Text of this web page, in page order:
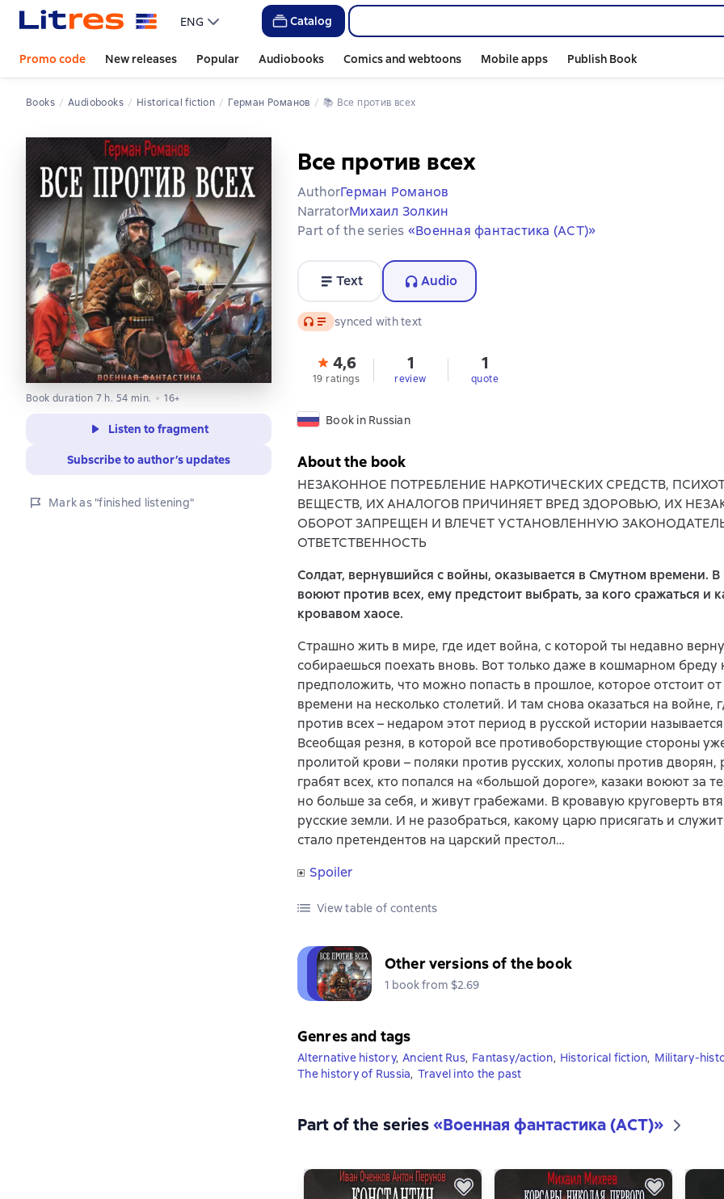
ENG Catalog
Promo code New releases Popular Audiobooks Comics and webtoons Mobile apps Publish Book
Books Audiobooks Historical fiction Герман Романов 📚 Все против всех
Book duration 7 h. 54 min. 16+
Listen to fragment
Subscribe to author’s updates
Mark as "finished listening"
Все против всех
AuthorГерман Романов
NarratorМихаил Золкин
Part of the series «Военная фантастика (АСТ)»
Text Audio
Audio synced with text
4,6
19 ratings
1
review
1
quote
Book in Russian
About the book
НЕЗАКОННОЕ ПОТРЕБЛЕНИЕ НАРКОТИЧЕСКИХ СРЕДСТВ,
ВЕЩЕСТВ, ИХ АНАЛОГОВ ПРИЧИНЯЕТ ВРЕД ЗДОРОВЬЮ, ИХ
ОБОРОТ ЗАПРЕЩЕН И ВЛЕЧЕТ УСТАНОВЛЕННУЮ
ОТВЕТСТВЕННОСТЬ
Солдат, вернувшийся с войны, оказывается в Смутном времени. В
воюют против всех, ему предстоит выбрать, за кого сражаться и
кровавом хаосе.
Страшно жить в мире, где идет война, с которой ты недавно
собираешься поехать вновь. Вот только даже в кошмарном бреду
предположить, что можно попасть в прошлое, которое отстоит от
времени на несколько столетий. И там снова оказаться на войне,
против всех – недаром этот период в русской истории
Всеобщая резня, в которой все противоборствующие стороны
пролитой крови – поляки против русских, холопы против дворян,
грабят всех, кто попался на «большой дороге», казаки воюют за
но больше за себя, и живут грабежами. В кровавую круговерть
русские земли. И не разобраться, какому царю присягать и
стало претендентов на царский престол…
Spoiler
View table of contents
Other versions of the book
1 book from $2.69
Genres and tags
Alternative history, Ancient Rus, Fantasy/action, Historical fiction, Military-
The history of Russia, Travel into the past
Part of the series«Военная фантастика (АСТ)»